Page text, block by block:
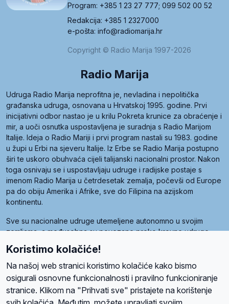
Program: +385 1 23 27 777; 099 502 00 52
Redakcija: +385 1 2327000
e-pošta: info@radiomarija.hr
Copyright © Radio Marija 1997-2026
Radio Marija
Udruga Radio Marija neprofitna je, nevladina i nepolitička
građanska udruga, osnovana u Hrvatskoj 1995. godine. Prvi
inicijativni odbor nastao je u krilu Pokreta krunice za obraćenje i
mir, a uoči osnutka uspostavljena je suradnja s Radio Marijom
Italije. Ideja o Radio Mariji i prvi program nastali su 1983. godine
u župi u Erbi na sjeveru Italije. Iz Erbe se Radio Marija postupno
širi te uskoro obuhvaća cijeli talijanski nacionalni prostor. Nakon
toga osnivaju se i uspostavljaju udruge i radijske postaje s
imenom Radio Marija u četrdesetak zemalja, počevši od Europe
pa do obiju Amerika i Afrike, sve do Filipina na azijskom
kontinentu.
Sve su nacionalne udruge utemeljene autonomno u svojim
zemljama, a međusobna su povezane preko krovne udruge
Radio Maria). Svjetsku obitelj utemeljilo je sedam članica, među
kojima je i hrvatska Udruga Radio Marija.
Koristimo kolačiće!
Na našoj web stranici koristimo kolačiće kako bismo
osigurali osnovne funkcionalnosti i pravilno funkcioniranje
stranice. Klikom na "Prihvati sve" pristajete na korištenje